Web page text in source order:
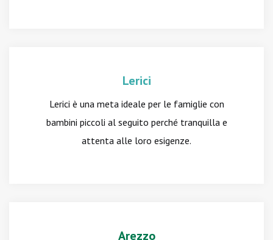
Lerici
Lerici è una meta ideale per le famiglie con
bambini piccoli al seguito perché tranquilla e
attenta alle loro esigenze.
Arezzo